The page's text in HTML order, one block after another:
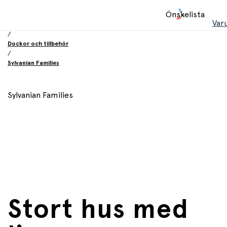
Önskelista
/
Dockor och tillbehör
/
Sylvanian Families
Sylvanian Families
Stort hus med